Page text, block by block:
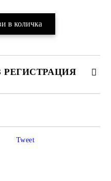
РЕГИСТРАЦИЯ
Tweet